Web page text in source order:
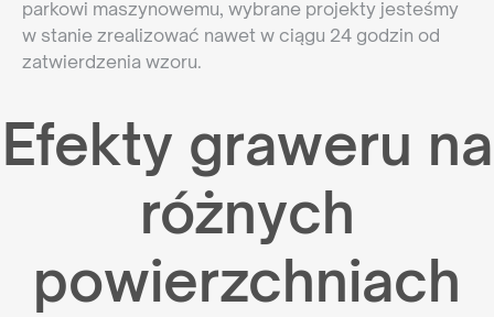
parkowi maszynowemu, wybrane projekty jesteśmy
w stanie zrealizować nawet w ciągu 24 godzin od
zatwierdzenia wzoru.
Efekty graweru na
różnych
powierzchniach